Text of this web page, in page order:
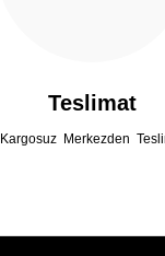
Teslimat
Kargosuz Merkezden